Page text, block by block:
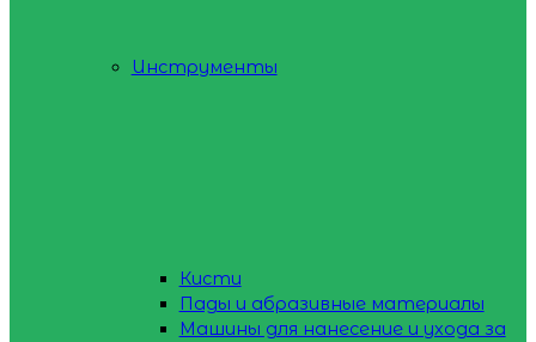
Инструменты
Кисти
Пады и абразивные материалы
Машины для нанесение и ухода за